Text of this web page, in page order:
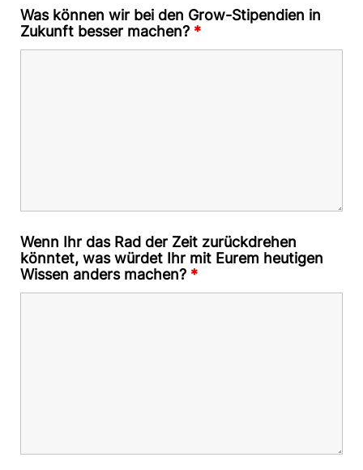
Was können wir bei den Grow-Stipendien in
Zukunft besser machen? *
Wenn Ihr das Rad der Zeit zurückdrehen
könntet, was würdet Ihr mit Eurem heutigen
Wissen anders machen? *